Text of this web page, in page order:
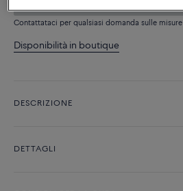
Contattataci per qualsiasi domanda sulle misure
Disponibilità in boutique
DESCRIZIONE
DETTAGLI